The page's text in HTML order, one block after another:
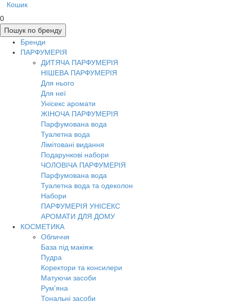
Кошик
0
Пошук по бренду
Бренди
ПАРФУМЕРІЯ
ДИТЯЧА ПАРФУМЕРІЯ
НІШЕВА ПАРФУМЕРІЯ
Для нього
Для неї
Унісекс аромати
ЖІНОЧА ПАРФУМЕРІЯ
Парфумована вода
Туалетна вода
Лімітовані видання
Подарункові набори
ЧОЛОВІЧА ПАРФУМЕРІЯ
Парфумована вода
Туалетна вода та одеколон
Набори
ПАРФУМЕРІЯ УНІСЕКС
АРОМАТИ ДЛЯ ДОМУ
КОСМЕТИКА
Обличчя
База під макіяж
Пудра
Коректори та консилери
Матуючи засоби
Рум'яна
Тональні засоби